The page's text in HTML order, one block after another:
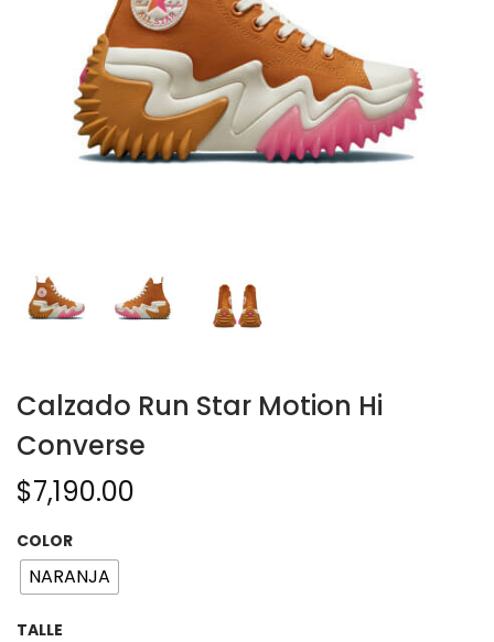
Calzado Run Star Motion Hi
Converse
$7,190.00
COLOR
NARANJA
TALLE